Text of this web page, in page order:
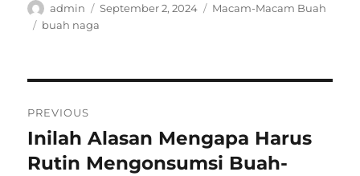
Author
admin
Posted
September 2, 2024 Categories
Macam-Macam Buah
Tags
buah naga
navigation
PREVIOUS
Previous
post:
Inilah Alasan Mengapa Harus
Rutin Mengonsumsi Buah-